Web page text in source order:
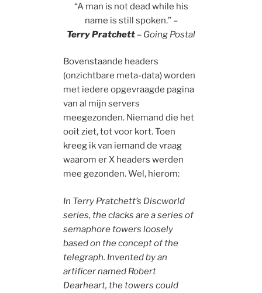
“A man is not dead while his
name is still spoken.” –
TerryPratchett – Going Postal
Bovenstaande headers
(onzichtbare meta-data) worden
met iedere opgevraagde pagina
van al mijn servers
meegezonden. Niemand die het
ooit ziet, tot voor kort. Toen
kreeg ik van iemand de vraag
waarom er X headers werden
mee gezonden. Wel, hierom:
In Terry Pratchett’s Discworld
series, the clacks are a series of
semaphore towers loosely
based on the concept of the
telegraph. Invented by an
artificer named Robert
Dearheart, the towers could